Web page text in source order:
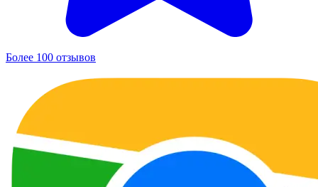
Более 100 отзывов